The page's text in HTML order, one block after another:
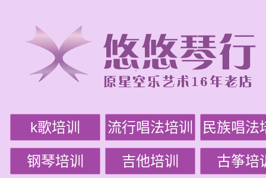
k歌培训 流行唱法培训 民族唱法
钢琴培训 吉他培训 古筝培